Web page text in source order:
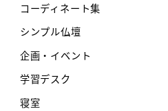
コーディネート集
シンプル仏壇
企画・イベント
学習デスク
寝室